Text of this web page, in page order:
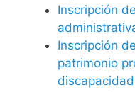
Inscripción
Inscripción
patrimonio
discapacidad